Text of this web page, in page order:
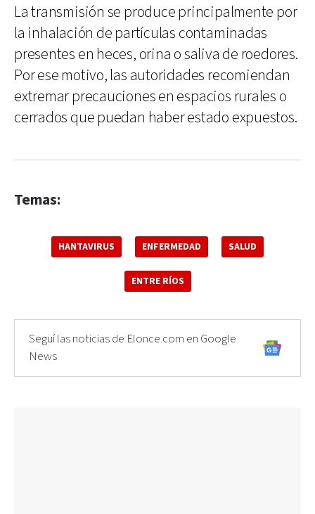
La transmisión se produce principalmente por
la inhalación de partículas contaminadas
presentes en heces, orina o saliva de roedores.
Por ese motivo, las autoridades recomiendan
extremar precauciones en espacios rurales o
cerrados que puedan haber estado expuestos.
Temas:
HANTAVIRUS ENFERMEDAD SALUD
ENTRE RÍOS
Seguí las noticias de Elonce.com en Google
News